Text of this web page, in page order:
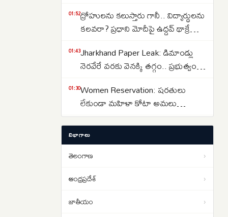
01:52ద్రోహులను కలుస్తారు గానీ.. విద్యార్థులను
కలవరా? ప్రధాని మోదీపై ఉద్ధవ్ థాక్రే
01:43Jharkhand Paper Leak: డిమాండ్లు
నెరవేరే వరకు వెనక్కి తగ్గం.. ప్రభుత్వంతో
01:30Women Reservation: షరతులు
లేకుండా మహిళా కోటా అమలు
చేయాలి.. రాహుల్ గాంధీ డిమాండ్
01:13Strait of Hormuz: హోర్ముజ్ జలసంధిని
తెరవాలంటే ఇరాన్‌తో ట్రంప్ రాజీ
పడాల్సిందే
ఇరాన్ యుద్ధం నుంచి బయటపడదాం..
ట్రంప్‌కు సెంట్కామ్ అధిపతి డాన్ కెయిన్
విభాగాలు
తెలంగాణ ›
ఆంధ్రప్రదేశ్ ›
జాతీయం ›